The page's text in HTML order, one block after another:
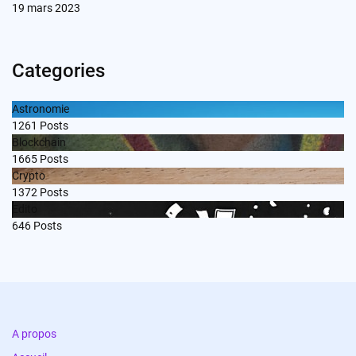
19 mars 2023
Categories
Astronomie
1261 Posts
Blockchain
1665 Posts
Crypto
1372 Posts
646 Posts
A propos